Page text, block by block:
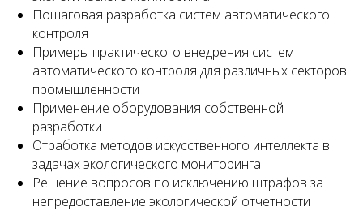
Пошаговая разработка систем автоматического
контроля
Примеры практического внедрения систем
автоматического контроля для различных секторов
промышленности
Применение оборудования собственной
разработки
Отработка методов искусственного интеллекта в
задачах экологического мониторинга
Решение вопросов по исключению штрафов за
непредоставление экологической отчетности